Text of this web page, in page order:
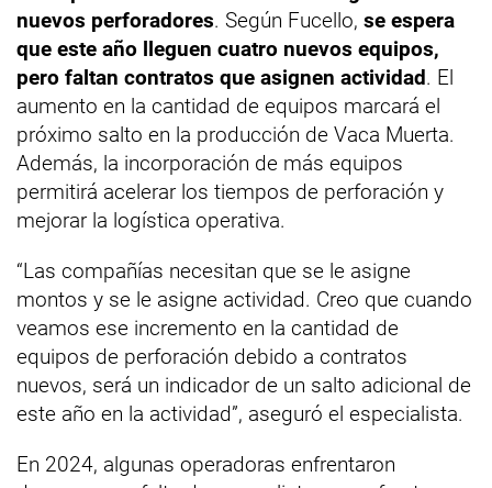
nuevos perforadores. Según Fucello, se espera
que este año lleguen cuatro nuevos equipos,
pero faltan contratos que asignen actividad. El
aumento en la cantidad de equipos marcará el
próximo salto en la producción de Vaca Muerta.
Además, la incorporación de más equipos
permitirá acelerar los tiempos de perforación y
mejorar la logística operativa.
“Las compañías necesitan que se le asigne
montos y se le asigne actividad. Creo que cuando
veamos ese incremento en la cantidad de
equipos de perforación debido a contratos
nuevos, será un indicador de un salto adicional de
este año en la actividad”, aseguró el especialista.
En 2024, algunas operadoras enfrentaron